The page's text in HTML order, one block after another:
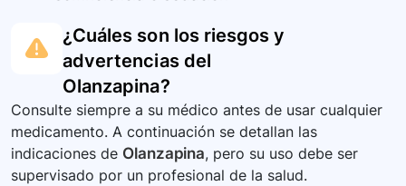
¿Cuáles son los riesgos y
advertencias del
Olanzapina?
Consulte siempre a su médico antes de usar cualquier
medicamento. A continuación se detallan las
indicaciones de Olanzapina, pero su uso debe ser
supervisado por un profesional de la salud.